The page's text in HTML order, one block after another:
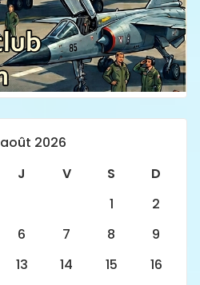
août 2026
J V S
D
1
2
6 7 8
9
13 14 15
16